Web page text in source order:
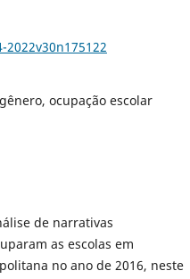
ocupação escolar
de narrativas
as escolas em
no ano de 2016, neste